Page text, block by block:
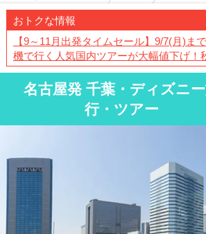
おトクな情報
【9～11月出発タイムセール】9/7(月)ま
機で行く人気国内ツアーが大幅値下げ！
名古屋発 千葉・ディズニ
行・ツアー